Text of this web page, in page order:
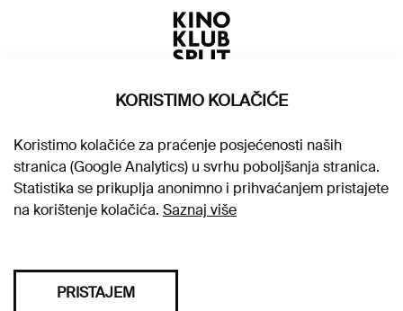
KORISTIMO KOLAČIĆE
Koristimo kolačiće za praćenje posjećenosti naših
stranica (Google Analytics) u svrhu poboljšanja stranica.
Statistika se prikuplja anonimno i prihvaćanjem pristajete
na korištenje kolačića. Saznaj više
PRISTAJEM